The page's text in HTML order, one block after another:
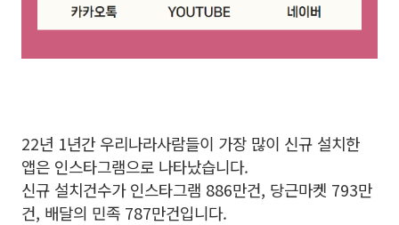
22년 1년간 우리나라사람들이 가장 많이 신규 설치한
앱은 인스타그램으로 나타났습니다.
신규 설치건수가 인스타그램 886만건, 당근마켓 793만
건, 배달의 민족 787만건입니다.